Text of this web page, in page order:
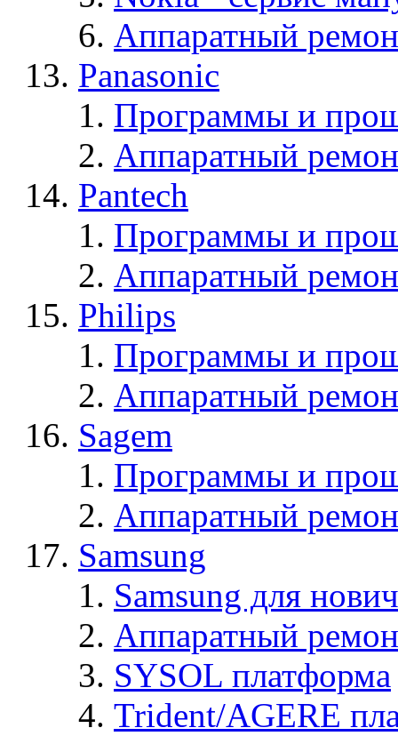
Аппаратный
Panasonic
Программы и
Аппаратный
Pantech
Программы и
Аппаратный
Philips
Программы и
Аппаратный
Sagem
Программы и
Аппаратный
Samsung
Samsung для
Аппаратный
SYSOL платформа
Trident/AGERE